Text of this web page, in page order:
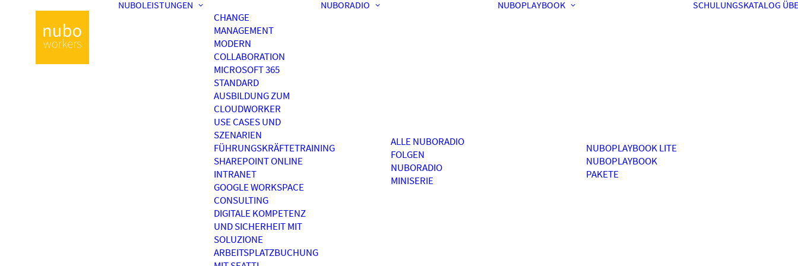
NUBOLEISTUNGEN
CHANGE
MANAGEMENT
MODERN
COLLABORATION
MICROSOFT 365
STANDARD
AUSBILDUNG ZUM
CLOUDWORKER
USE CASES UND
SZENARIEN
FÜHRUNGSKRÄFTETRAINING
SHAREPOINT ONLINE
INTRANET
GOOGLE WORKSPACE
CONSULTING
DIGITALE KOMPETENZ
UND SICHERHEIT MIT
SOLUZIONE
ARBEITSPLATZBUCHUNG
NUBORADIO
ALLE NUBORADIO
FOLGEN
NUBORADIO
MINISERIE
NUBOPLAYBOOK
NUBOPLAYBOOK LITE
NUBOPLAYBOOK
PAKETE
SCHULUNGSKATALOG